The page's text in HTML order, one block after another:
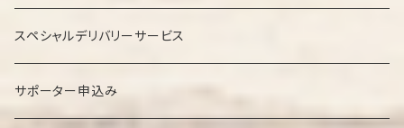
スペシャルデリバリーサービス
サポーター申込み